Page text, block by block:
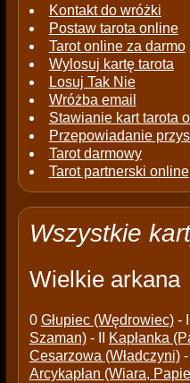
Kontakt do wróżki
Postaw tarota online
Tarot online za darmo
Wylosuj kartę tarota
Losuj Tak Nie
Wróżba email
Stawianie kart tarota
Przepowiadanie
Tarot darmowy
Tarot partnerski online
Wszystkie
Wielkie arkana
0 Głupiec (Wędrowiec)- I
Szaman)- II Kapłanka
Cesarzowa (Władczyni)-
Arcykapłan (Wiara,